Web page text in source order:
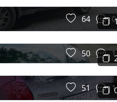
64 0
50 1
51 1